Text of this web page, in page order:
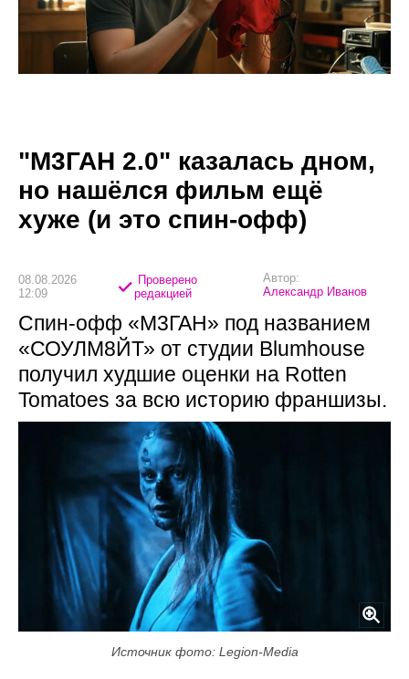
"М3ГАН 2.0" казалась дном,
но нашёлся фильм ещё
хуже (и это спин-офф)
08.08.2026
12:09
Проверено
редакцией
Автор:
Александр Иванов
Спин-офф «М3ГАН» под названием
«СОУЛМ8ЙТ» от студии Blumhouse
получил худшие оценки на Rotten
Tomatoes за всю историю франшизы.
Источник фото: Legion-Media